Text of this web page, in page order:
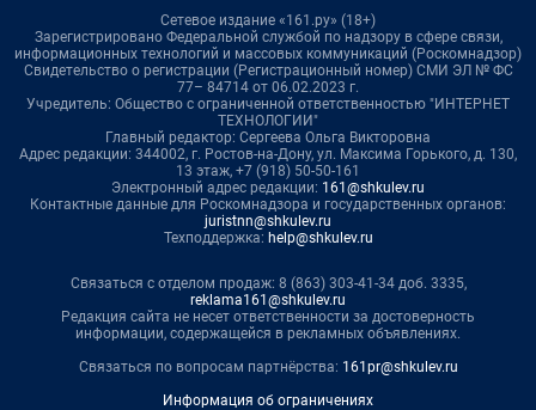
Сетевое издание «161.ру» (18+)
Зарегистрировано Федеральной службой по надзору в сфере связи,
информационных технологий и массовых коммуникаций (Роскомнадзор)
Свидетельство о регистрации (Регистрационный номер) СМИ ЭЛ № ФС
77– 84714 от 06.02.2023 г.
Учредитель: Общество с ограниченной ответственностью "ИНТЕРНЕТ
ТЕХНОЛОГИИ"
Главный редактор: Сергеева Ольга Викторовна
Адрес редакции: 344002, г. Ростов-на-Дону, ул. Максима Горького, д. 130,
13 этаж, +7 (918) 50-50-161
Электронный адрес редакции: 161@shkulev.ru
Контактные данные для Роскомнадзора и государственных органов:
juristnn@shkulev.ru
Техподдержка: help@shkulev.ru
Связаться с отделом продаж: 8 (863) 303-41-34 доб. 3335,
reklama161@shkulev.ru
Редакция сайта не несет ответственности за достоверность
информации, содержащейся в рекламных объявлениях.
Связаться по вопросам партнёрства: 161pr@shkulev.ru
Информация об ограничениях